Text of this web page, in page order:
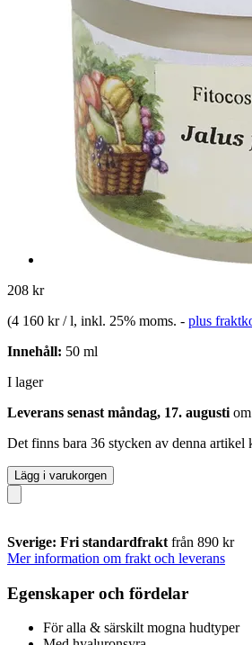
208 kr
(4 160 kr / l, inkl. 25% moms. - plus
Innehåll: 50 ml
I lager
Leverans senast måndag, 17. augusti
Det finns bara 36 stycken av denna
Lägg i varukorgen
Sverige: Fri standardfrakt från 890 kr
Mer information om frakt och leverans
Egenskaper och fördelar
För alla & särskilt mogna hudtyper